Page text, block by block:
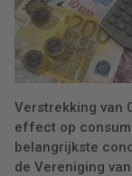
Verstrekking van
effect op
belangrijkste
de Vereniging